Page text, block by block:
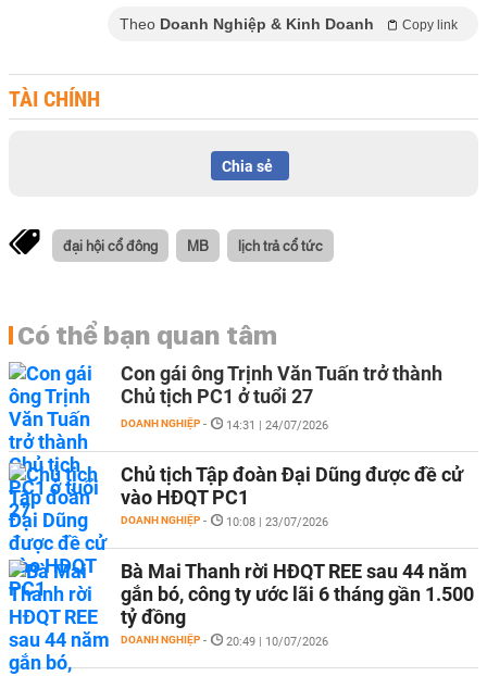
Theo Doanh Nghiệp & Kinh Doanh Copy link
TÀI CHÍNH
Chia sẻ
đại hội cổ đông MB lịch trả cổ tức
Có thể bạn quan tâm
Con gái ông Trịnh Văn Tuấn trở thành
Chủ tịch PC1 ở tuổi 27
DOANH NGHIỆP - 14:31 | 24/07/2026
Chủ tịch Tập đoàn Đại Dũng được đề cử
vào HĐQT PC1
DOANH NGHIỆP - 10:08 | 23/07/2026
Bà Mai Thanh rời HĐQT REE sau 44 năm
gắn bó, công ty ước lãi 6 tháng gần 1.500
tỷ đồng
DOANH NGHIỆP - 20:49 | 10/07/2026